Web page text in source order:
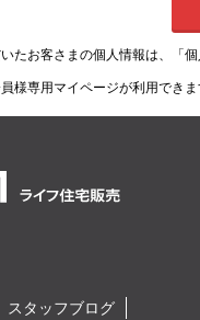
たお客さまの個人情報は、 「
様専用マイページが利用でき
スタッフブログ